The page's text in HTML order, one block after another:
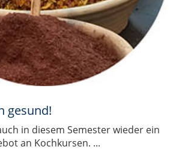
gesund!
in diesem Semester wieder ein
an Kochkursen. ...